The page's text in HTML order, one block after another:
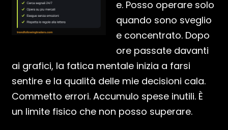
e. Posso operare solo
quando sono sveglio
e concentrato. Dopo
ore passate davanti
ai grafici, la fatica mentale inizia a farsi
sentire e la qualità delle mie decisioni cala.
Commetto errori. Accumulo spese inutili. È
un limite fisico che non posso superare.